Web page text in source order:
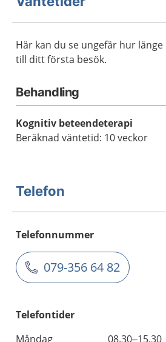
Här kan du se ungefär hur
till ditt första besök.
Behandling
Kognitiv beteendeterapi
Beräknad väntetid: 10 veckor
Telefon
Telefonnummer
079-356 64 82
Telefontider
Måndag
08.30–15.30